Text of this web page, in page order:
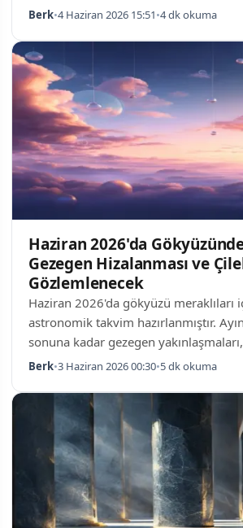
görülen ilk enfestasyondur ve federal
mesafedeki La Pryor yerleşiminde
canlı doku ve et ile beslenen ve
olmak üzere sıcak kanlı hayvanları
türdür. Vida Kurdu Sineği Nedir ve
kurdu sineği, pa…
Berk•4 Haziran 2026 15:51•4 dk okuma
Haziran 2026'da
Gezegen Hizalanması ve
Gözlemlenecek
Haziran 2026'da gökyüzü meraklıları
astronomik takvim hazırlanmıştır.
sonuna kadar gezegen
dönümü ve 29 Haziran akşamı
gözle gözlemlenebilecek bu olayları
izlemek için ışık kirliliğinden uzak,
konumun seçilmesi önerilmektedir. Ay
Gezegenin Hizalanması Haziran
batımında Merkür, Venüs ve Jüpiter
Berk•3 Haziran 2026 00:30•5 dk okuma